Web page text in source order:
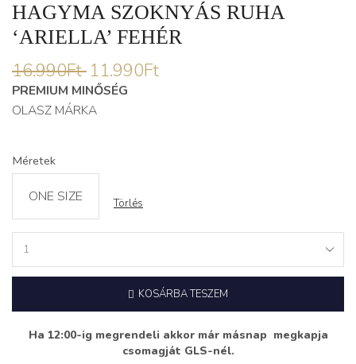
HAGYMA SZOKNYÁS RUHA
‘ARIELLA’ FEHÉR
16.990Ft 11.990Ft
PREMIUM MINŐSÉG
OLASZ MÁRKA
Méretek
ONE SIZE Törlés
Szoknyás
‘ARIELLA’
fehér
quantity
KOSÁRBA TESZEM
Ha 12:00-ig megrendeli akkor már másnap megkapja
csomagját GLS-nél.